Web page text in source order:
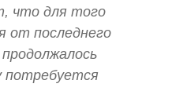
что для того
от последнего
потребуется